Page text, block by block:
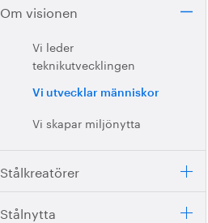
Om visionen
Vi leder
teknikutvecklingen
Vi utvecklar människor
Vi skapar miljönytta
Stålkreatörer
Stålnytta